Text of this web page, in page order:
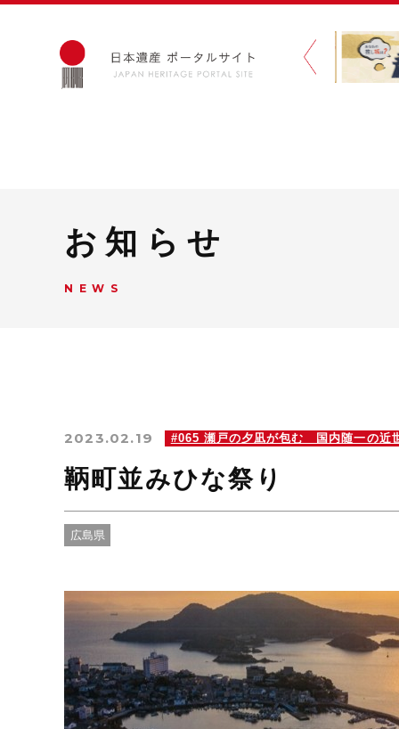
お知らせ
NEWS
2023.02.19 #065 瀬戸の夕凪が包む 国内随一の近
鞆町並みひな祭り
広島県